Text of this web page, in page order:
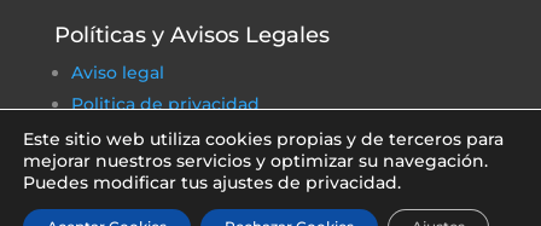
Políticas y Avisos Legales
Aviso legal
Politica de privacidad
Política de cookies
Política ambiental
Este sitio web utiliza cookies propias y de terceros para
mejorar nuestros servicios y optimizar su navegación.
Puedes modificar tus ajustes de privacidad.